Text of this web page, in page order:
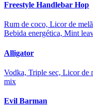
Freestyle Handlebar Hop
Rum de coco, Licor de
Bebida energética, Mint
Alligator
Vodka, Triple sec, Licor de
mix
Evil Barman